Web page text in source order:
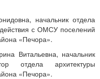
начальник отдела
с ОМСУ поселений
«Печора».
Витальевна, начальник
отдела архитектуры
«Печора».